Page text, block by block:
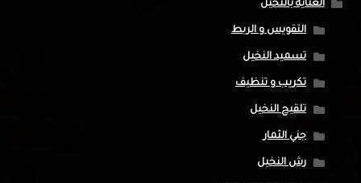
العناية بالنخيل
التقويس و الربط
تسميد النخيل
تكريب و تنظيف
تلقيح النخيل
جني الثمار
رش النخيل